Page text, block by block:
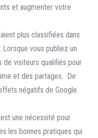
et augmenter votre
plus classifiées dans
vous publiez un
de visiteurs qualifiés pour
et des partages. De
négatifs de Google
une nécessité pour
les bonnes pratiques qui